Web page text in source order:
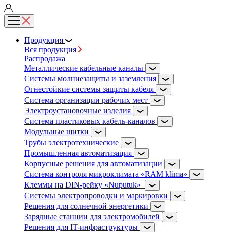
Продукция
Вся продукция
Распродажа
Металлические кабельные каналы
Системы молниезащиты и заземления
Огнестойкие системы защиты кабеля
Система организации рабочих мест
Электроустановочные изделия
Система пластиковых кабель-каналов
Модульные щитки
Трубы электротехнические
Промышленная автоматизация
Корпусные решения для автоматизации
Система контроля микроклимата «RAM klima»
Клеммы на DIN-рейку «Nuputuk»
Системы электропроводки и маркировки
Решения для солнечной энергетики
Зарядные станции для электромобилей
Решения для IT-инфраструктуры